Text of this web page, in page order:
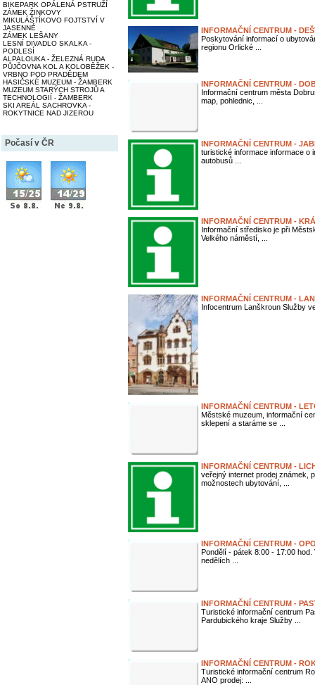
BIKEPARK OPÁLENÁ PSTRUŽÍ
ZÁMEK ŽINKOVY
MIKULÁŠTÍKOVO FOJTSTVÍ V
JASENNÉ
ZÁMEK LEŠANY
LESNÍ DIVADLO SKALKA -
PODLESÍ
ALPALOUKA - ŽELEZNÁ RUDA
PŮJČOVNA KOL A KOLOBĚŽEK -
VRBNO POD PRADĚDEM
HASIČSKÉ MUZEUM - ŽAMBERK
MUZEUM STARÝCH STROJŮ A
TECHNOLOGIÍ - ŽAMBERK
SKI AREÁL SACHROVKA -
ROKYTNICE NAD JIZEROU
Počasí v ČR
INFORMAČNÍ CENTRUM -
Poskytování informací o
regionu Orlické ...
INFORMAČNÍ CENTRUM -
Informační centrum města
map, pohlednic, ...
INFORMAČNÍ CENTRUM -
turistické informace informace o
autobusů ...
INFORMAČNÍ CENTRUM -
Informační středisko je při
Velkého náměstí, ...
INFORMAČNÍ CENTRUM -
Infocentrum Lanškroun Služby
INFORMAČNÍ CENTRUM -
Městské muzeum, informační
sklepení a staráme se ...
INFORMAČNÍ CENTRUM -
veřejný internet prodej známek,
možnostech ubytování, ...
INFORMAČNÍ CENTRUM -
Pondělí - pátek 8:00 - 17:00
nedělích ...
INFORMAČNÍ CENTRUM -
Turistické informační centrum
Pardubického kraje Služby ...
INFORMAČNÍ CENTRUM -
Turistické informační centrum
ANO prodej: ...